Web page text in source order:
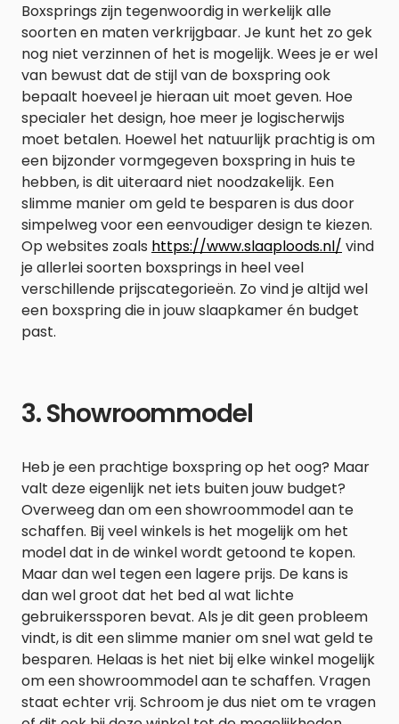
Boxsprings zijn tegenwoordig in werkelijk alle
soorten en maten verkrijgbaar. Je kunt het zo gek
nog niet verzinnen of het is mogelijk. Wees je er wel
van bewust dat de stijl van de boxspring ook
bepaalt hoeveel je hieraan uit moet geven. Hoe
specialer het design, hoe meer je logischerwijs
moet betalen. Hoewel het natuurlijk prachtig is om
een bijzonder vormgegeven boxspring in huis te
hebben, is dit uiteraard niet noodzakelijk. Een
slimme manier om geld te besparen is dus door
simpelweg voor een eenvoudiger design te kiezen.
Op websites zoals https://www.slaaploods.nl/ vind
je allerlei soorten boxsprings in heel veel
verschillende prijscategorieën. Zo vind je altijd wel
een boxspring die in jouw slaapkamer én budget
past.
3. Showroommodel
Heb je een prachtige boxspring op het oog? Maar
valt deze eigenlijk net iets buiten jouw budget?
Overweeg dan om een showroommodel aan te
schaffen. Bij veel winkels is het mogelijk om het
model dat in de winkel wordt getoond te kopen.
Maar dan wel tegen een lagere prijs. De kans is
dan wel groot dat het bed al wat lichte
gebruikerssporen bevat. Als je dit geen probleem
vindt, is dit een slimme manier om snel wat geld te
besparen. Helaas is het niet bij elke winkel mogelijk
om een showroommodel aan te schaffen. Vragen
staat echter vrij. Schroom je dus niet om te vragen